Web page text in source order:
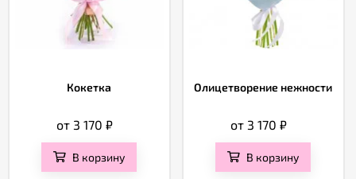
Кокетка
от 3 170 ₽
В корзину
Олицетворение нежности
от 3 170 ₽
В корзину